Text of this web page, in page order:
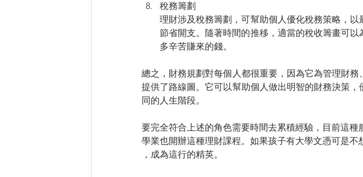
稅務籌劃
理財涉及稅務籌劃，可幫助個人優化稅務策略，
節省開支。隨著時間的推移，適當的稅收籌畫可
多辛苦賺來的錢。
總之，財務規劃對每個人都很重要，因為它為管理財
提供了路線圖。它可以幫助個人做出明智的財務決策
同的人生階段。
要完全符合上述的角色需要時間去累積經驗，目前這
學業也開辦這種理財課程。如果孩子有大學文憑可是不
，成為這行的精英。